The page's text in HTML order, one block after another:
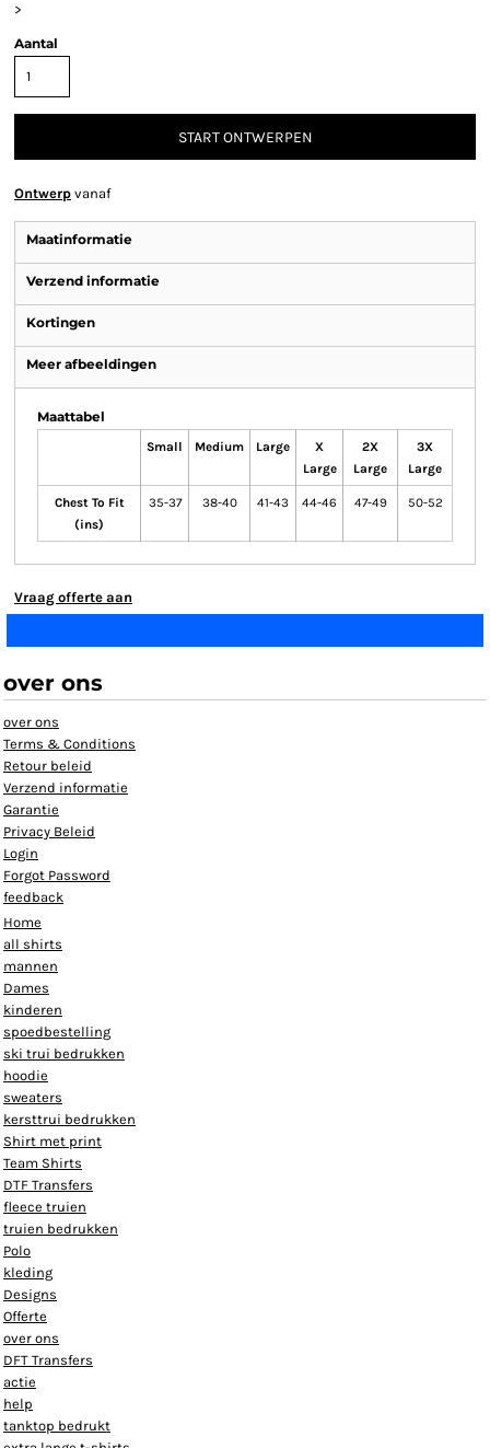
>
Aantal
START ONTWERPEN
Ontwerp vanaf
Maatinformatie
Verzend informatie
Kortingen
Meer afbeeldingen
Maattabel
Small Medium Large
X
Large
2X
Large
3X
Large
Chest To Fit
(ins)
35-37 38-40 41-43 44-46 47-49 50-52
Vraag offerte aan
over ons
over ons
Terms & Conditions
Retour beleid
Verzend informatie
Garantie
Privacy Beleid
Login
Forgot Password
feedback
Home
all shirts
mannen
Dames
kinderen
spoedbestelling
ski trui bedrukken
hoodie
sweaters
kersttrui bedrukken
Shirt met print
Team Shirts
DTF Transfers
fleece truien
truien bedrukken
Polo
kleding
Designs
Offerte
over ons
DFT Transfers
actie
help
tanktop bedrukt